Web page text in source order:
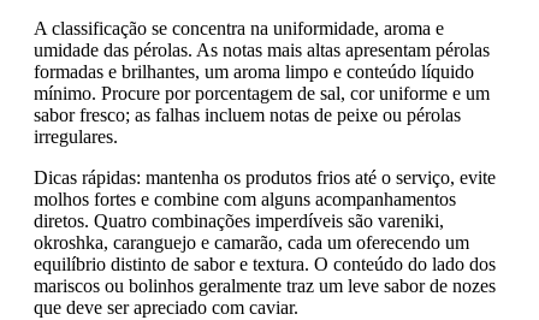
A classificação se concentra na uniformidade, aroma e
umidade das pérolas. As notas mais altas apresentam pérolas
formadas e brilhantes, um aroma limpo e conteúdo líquido
mínimo. Procure por porcentagem de sal, cor uniforme e um
sabor fresco; as falhas incluem notas de peixe ou pérolas
irregulares.
Dicas rápidas: mantenha os produtos frios até o serviço, evite
molhos fortes e combine com alguns acompanhamentos
diretos. Quatro combinações imperdíveis são vareniki,
okroshka, caranguejo e camarão, cada um oferecendo um
equilíbrio distinto de sabor e textura. O conteúdo do lado dos
mariscos ou bolinhos geralmente traz um leve sabor de nozes
que deve ser apreciado com caviar.